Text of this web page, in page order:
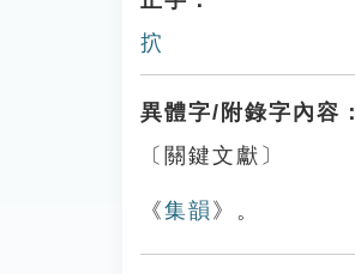
㧒
異體字/附錄字內容：
〔關鍵文獻〕
《集韻 》。